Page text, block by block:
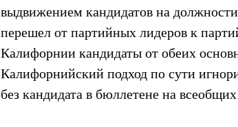
выдвижением кандидатов на
перешел от партийных лидеров к
Калифорнии кандидаты от обеих
Калифорнийский подход по сути
без кандидата в бюллетене на